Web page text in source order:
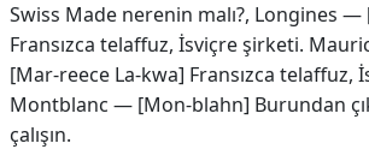
Swiss Made nerenin malı?, Longines —
Fransızca telaffuz, İsviçre şirketi.
[Mar-reece La-kwa] Fransızca telaffuz,
Montblanc — [Mon-blahn] Burundan
çalışın.